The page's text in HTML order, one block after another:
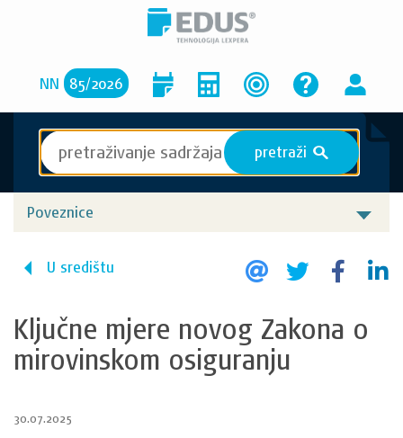
NN 85/2026
pretraži S
Poveznice
U središtu
Ključne mjere novog Zakona o
mirovinskom osiguranju
30.07.2025